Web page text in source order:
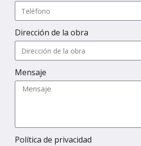
Dirección de la obra
Mensaje
Política de privacidad